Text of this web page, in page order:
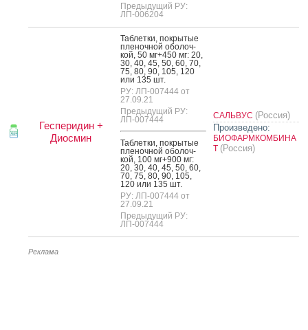
Предыдущий РУ:
ЛП-006204
Гесперидин +
Диосмин
Таб­летки, пок­ры­тые
пле­ноч­ной обо­лоч­
кой, 50 мг+450 мг: 20,
30, 40, 45, 50, 60, 70,
75, 80, 90, 105, 120
или 135 шт.
РУ: ЛП-007444 от
27.09.21
Предыдущий РУ:
ЛП-007444
Таб­летки, пок­ры­тые
пле­ноч­ной обо­лоч­
кой, 100 мг+900 мг:
20, 30, 40, 45, 50, 60,
70, 75, 80, 90, 105,
120 или 135 шт.
РУ: ЛП-007444 от
27.09.21
Предыдущий РУ:
ЛП-007444
САЛЬВУС (Россия)
Произведено:
БИОФАРМКОМБИНА
Т (Россия)
Реклама